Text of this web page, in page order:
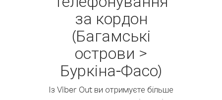
за кордон
(Багамські
острови >
Буркіна-Фасо)
Із Viber Out ви отримуєте більше